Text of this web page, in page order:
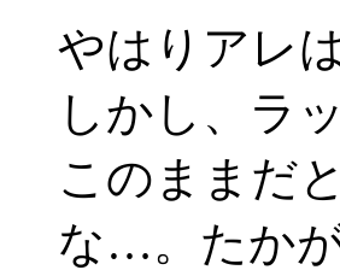
やはりアレ
しかし、ラ
このままだ
な…。たか